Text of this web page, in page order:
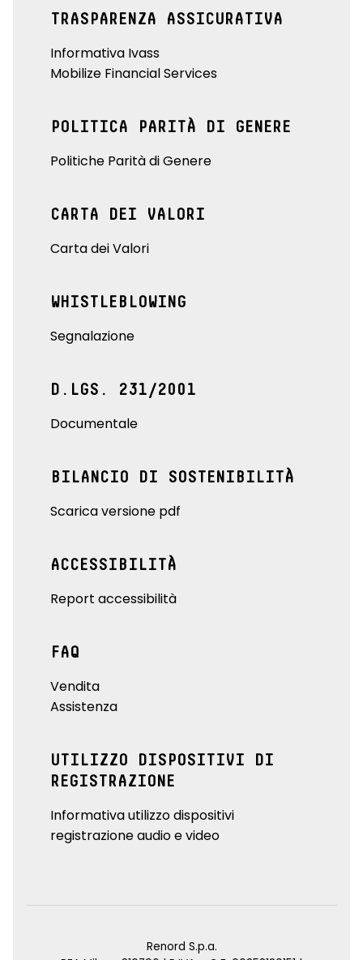
TRASPARENZA ASSICURATIVA
Informativa Ivass
Mobilize Financial Services
POLITICA PARITÀ DI GENERE
Politiche Parità di Genere
CARTA DEI VALORI
Carta dei Valori
WHISTLEBLOWING
Segnalazione
D.LGS. 231/2001
Documentale
BILANCIO DI SOSTENIBILITÀ
Scarica versione pdf
ACCESSIBILITÀ
Report accessibilità
FAQ
Vendita
Assistenza
UTILIZZO DISPOSITIVI DI
REGISTRAZIONE
Informativa utilizzo dispositivi
registrazione audio e video
Renord S.p.a.